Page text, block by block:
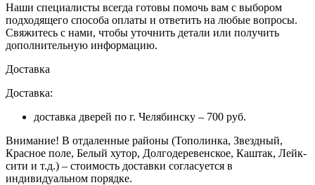
Наши специалисты всегда готовы помочь вам с выбором
подходящего способа оплаты и ответить на любые вопросы.
Свяжитесь с нами, чтобы уточнить детали или получить
дополнительную информацию.
Доставка
Доставка:
доставка дверей по г. Челябинску – 700 руб.
Внимание! В отдаленные районы (Тополинка, Звездный,
Красное поле, Белый хутор, Долгодеревенское, Каштак, Лейк-
сити и т.д.) – стоимость доставки согласуется в
индивидуальном порядке.